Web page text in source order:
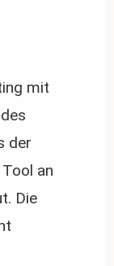
mit
der
an
Die